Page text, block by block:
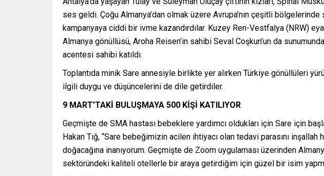
ses geldi. Çoğu Almanya’dan olmak üzere Avrupa’nın çeşitli
kampanyaya ciddi bir ivme kazandırdılar. Kuzey Ren-Vestfalya (NRW)
Almanya gönüllüsü, Aroha Reisen’in sahibi Seval Coşkun’un da
acentesi sahibi katıldı.
Toplantıda minik Sare annesiyle birlikte yer alırken Türkiye gönüllüleri
ilgili duygu ve düşüncelerini de dile getirdiler.
9 MART’TAKİ BULUŞMAYA 500 KİŞİ KATILIYOR
Geçmişte de SMA hastası bebeklere yardımcı oldukları için Sare için
Hakan Tığ, “Sare bebeğimizin acilen ihtiyacı olan tedavi parasını
doğacağına inanıyorum. Geçmişte de Zoom uygulaması üzerinden
sektöründeki kaliteli otellerle bir araya getirdiğim için güzel bir isim